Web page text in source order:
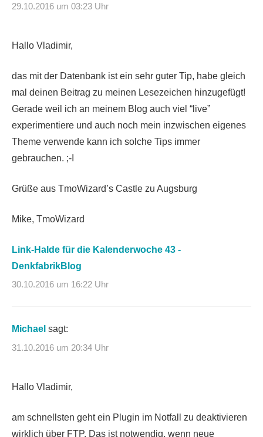
29.10.2016 um 03:23 Uhr
Hallo Vladimir,
das mit der Datenbank ist ein sehr guter Tip, habe gleich
mal deinen Beitrag zu meinen Lesezeichen hinzugefügt!
Gerade weil ich an meinem Blog auch viel “live”
experimentiere und auch noch mein inzwischen eigenes
Theme verwende kann ich solche Tips immer
gebrauchen. ;-I
Grüße aus TmoWizard’s Castle zu Augsburg
Mike, TmoWizard
Link-Halde für die Kalenderwoche 43 -
DenkfabrikBlog
30.10.2016 um 16:22 Uhr
Michael sagt:
31.10.2016 um 20:34 Uhr
Hallo Vladimir,
am schnellsten geht ein Plugin im Notfall zu deaktivieren
wirklich über FTP. Das ist notwendig, wenn neue